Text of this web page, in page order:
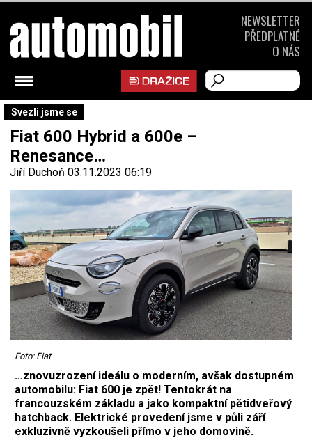
Svezli jsme se
Fiat 600 Hybrid a 600e –
Renesance…
Jiří Duchoň 03.11.2023 06:19
Foto: Fiat
…znovuzrození ideálu o moderním, avšak dostupném
automobilu: Fiat 600 je zpět! Tentokrát na
francouzském základu a jako kompaktní pětidveřový
hatchback. Elektrické provedení jsme v půli září
exkluzivně vyzkoušeli přímo v jeho domovině.
NEWSLETTER
PŘEDPLATNÉ
O NÁS